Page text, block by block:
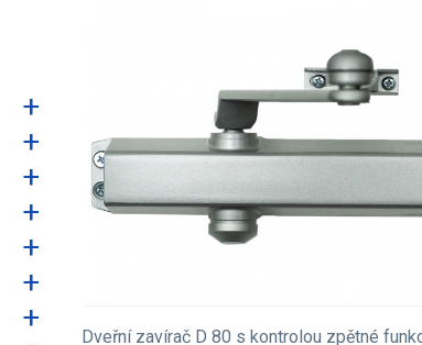
+
+
+
+
+
+
+
Dveřní zavírač D 80 s kontrolou zpětné